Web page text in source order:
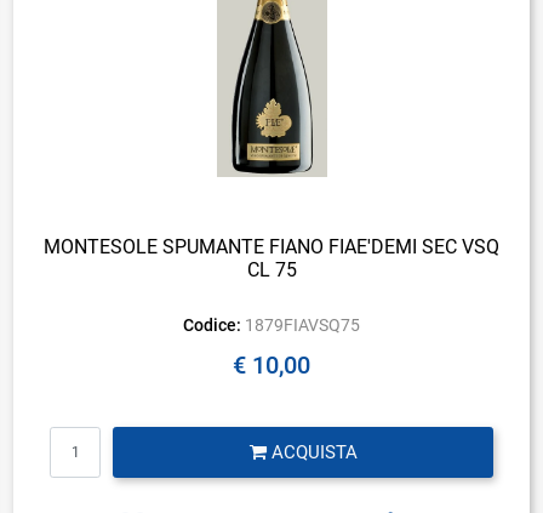
MONTESOLE SPUMANTE FIANO FIAE'DEMI SEC VSQ
CL 75
Codice: 1879FIAVSQ75
€ 10,00
ACQUISTA